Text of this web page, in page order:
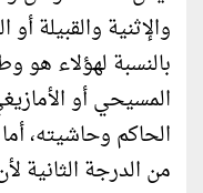
والإثنية والقبيلة
بالنسبة لهؤلاء
المسيحي أو
الحاكم وحاشيته،
من الدرجة الثانية